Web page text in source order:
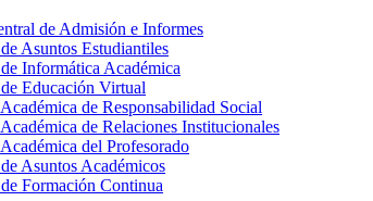
de Admisión e Informes
Asuntos Estudiantiles
Informática Académica
Educación Virtual
de Responsabilidad Social
de Relaciones Institucionales
del Profesorado
Asuntos Académicos
Formación Continua